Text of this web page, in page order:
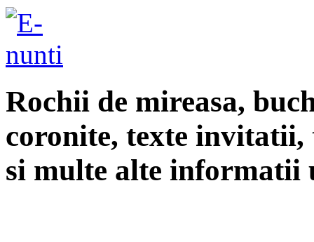
Rochii de mireasa,
coronite, texte
si multe alte informatii